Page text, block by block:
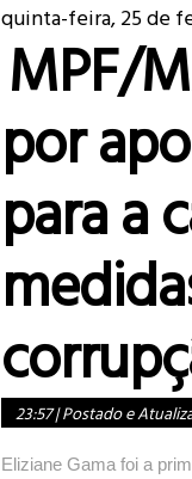
quinta-feira, 25 de
MPF/
por
para a
23:57|Postado e
Eliziane Gama foi a